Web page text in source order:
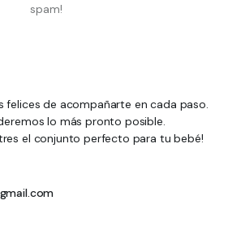
spam!
felices de acompañarte en cada paso.
lo más pronto posible.
el conjunto perfecto para tu bebé!